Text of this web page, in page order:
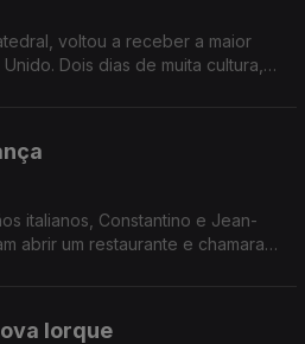
voltou a receber a maior
Dois dias de muita cultura,
italianos, Constantino e Jean-
abrir um restaurante e chamaram-
Iorque